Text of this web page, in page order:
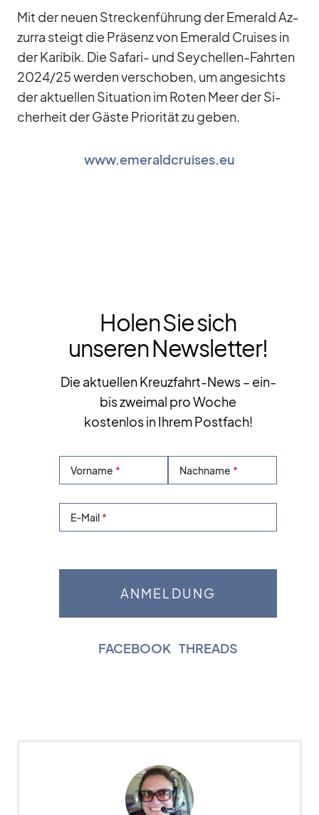
Mit der neuen Stre­cken­füh­rung der Emer­ald Az­
zurra steigt die Prä­senz von Emer­ald Crui­ses in
der Ka­ri­bik. Die Sa­fari- und Sey­chel­len-Fahr­ten
2024/​25 wer­den ver­scho­ben, um an­ge­sichts
der ak­tu­el­len Si­tua­tion im Ro­ten Meer der Si­
cher­heit der Gäste Prio­ri­tät zu ge­ben.
www.emeraldcruises.eu
Holen Sie sich
unseren Newsletter!
Die aktuellen Kreuzfahrt-News – ein-
bis zweimal pro Woche
kostenlos in Ihrem Postfach!
Vorname Nachname
E-Mail
FACEBOOK THREADS